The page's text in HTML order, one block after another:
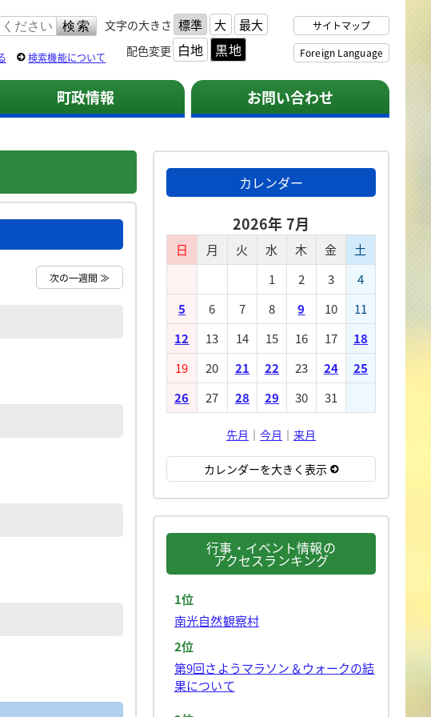
文字の大きさ 標準 大 最大
配色変更 白地 黒地
サイトマップ
Foreign Language
検索機能について
町政情報 お問い合わせ
次の一週間 ≫
カレンダー
2026年 7月
日 月 火 水 木 金
土
1
2 3
4
5
6 7 8 9 10
11
12
13 14 15 16 17
18
19
20 21 22 23 24
25
26
27 28 29 30 31
先月 ｜ 今月 ｜ 来月
カレンダーを大きく表示
行事・イベント情報の
アクセスランキング
1位
南光自然観察村
2位
第9回さようマラソン＆ウォークの結
果について